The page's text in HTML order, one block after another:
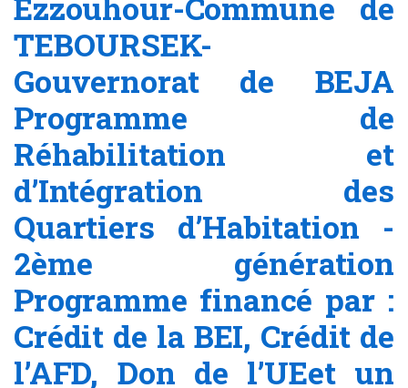
TEBOURSEK-
Gouvernorat de BEJA
Programme de
Réhabilitation et
d’Intégration des
Quartiers d’Habitation -
2ème génération
Programme financé par :
Crédit de la BEI, Crédit de
l’AFD, Don de l’UEet un